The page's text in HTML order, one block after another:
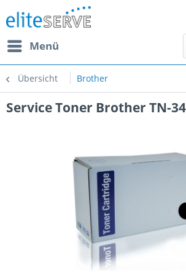
Menü
Übersicht Brother
Service Toner Brother TN-